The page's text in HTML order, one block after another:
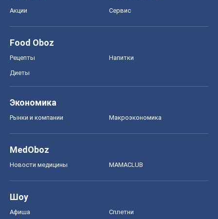
Акции Сервис
Food Oboz
Рецепты Напитки
Диеты
Экономика
Рынки и компании Mакроэкономика
MedOboz
Новости медицины MAMACLUB
Шоу
Афиша Сплетни